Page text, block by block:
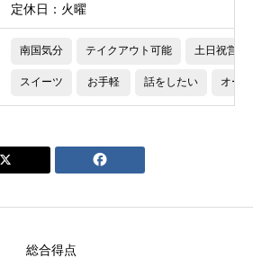
定休日：火曜
南国気分 テイクアウト可能 土日祝営業
スイーツ お手軽 話をしたい オー
 
総合得点